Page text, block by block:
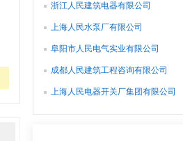
浙江人民建筑电器有限公司
上海人民水泵厂有限公司
阜阳市人民电气实业有限公司
成都人民建筑工程咨询有限公司
上海人民电器开关厂集团有限公司